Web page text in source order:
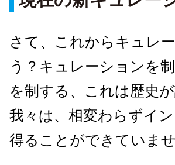
さて、これからキュレ
う？キュレーションを
を制する、これは歴史
我々は、相変わらずイ
得ることができていませ